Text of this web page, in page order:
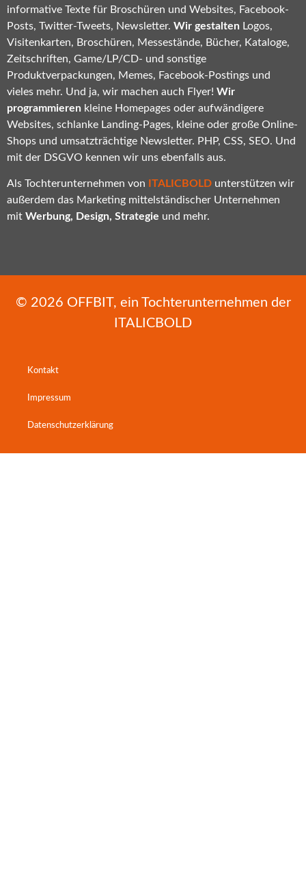
informative Texte für Broschüren und Websites, Facebook-
Posts, Twitter-Tweets, Newsletter. Wir gestalten Logos,
Visitenkarten, Broschüren, Messestände, Bücher, Kataloge,
Zeitschriften, Game/LP/CD- und sonstige
Produktverpackungen, Memes, Facebook-Postings und
vieles mehr. Und ja, wir machen auch Flyer! Wir
programmieren kleine Homepages oder aufwändigere
Websites, schlanke Landing-Pages, kleine oder große Online-
Shops und umsatzträchtige Newsletter. PHP, CSS, SEO. Und
mit der DSGVO kennen wir uns ebenfalls aus.
Als Tochterunternehmen von ITALICBOLD unterstützen wir
außerdem das Marketing mittelständischer Unternehmen
mit Werbung, Design, Strategie und mehr.
© 2026 OFFBIT, ein Tochterunternehmen der
ITALICBOLD
Kontakt
Impressum
Datenschutzerklärung